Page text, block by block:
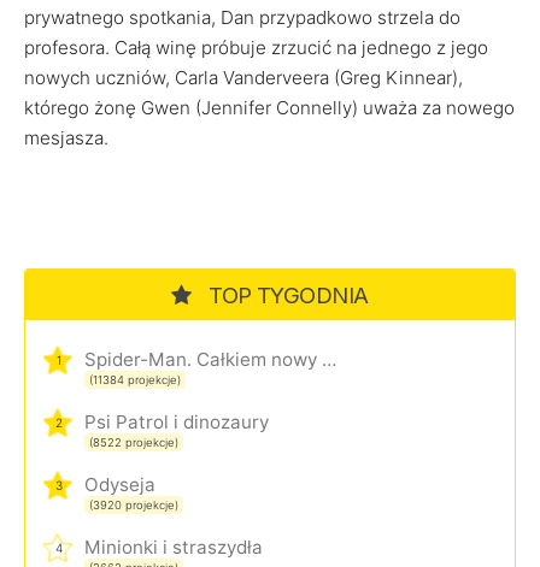
prywatnego spotkania, Dan przypadkowo strzela do
profesora. Całą winę próbuje zrzucić na jednego z jego
nowych uczniów, Carla Vanderveera (Greg Kinnear),
którego żonę Gwen (Jennifer Connelly) uważa za nowego
mesjasza.
TOP TYGODNIA
1 Spider-Man. Całkiem nowy dzień
(11384 projekcje)
2 Psi Patrol i dinozaury
(8522 projekcje)
3 Odyseja
(3920 projekcje)
4 Minionki i straszydła